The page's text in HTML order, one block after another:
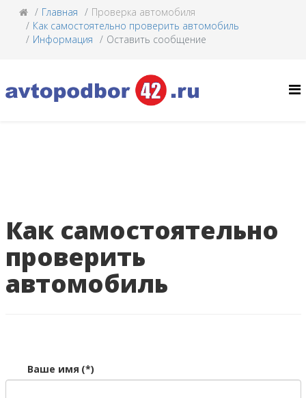
Главная
Проверка автомобиля
Как самостоятельно проверить автомобиль
Информация
Оставить сообщение
Как самостоятельно
проверить
автомобиль
Ваше имя (*)